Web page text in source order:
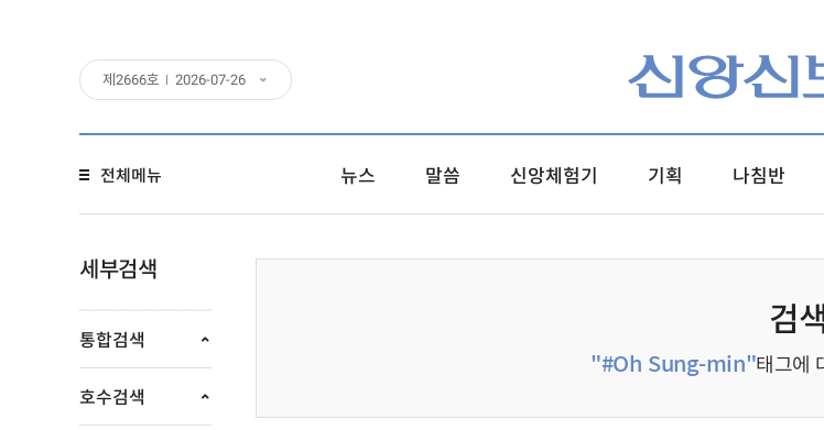
제 2666호 2026-07-26
전체메뉴 뉴스 말씀 신앙체험기 기획 나침반
세부검색
통합검색
호수검색
검
"#Oh Sung-min"태그에